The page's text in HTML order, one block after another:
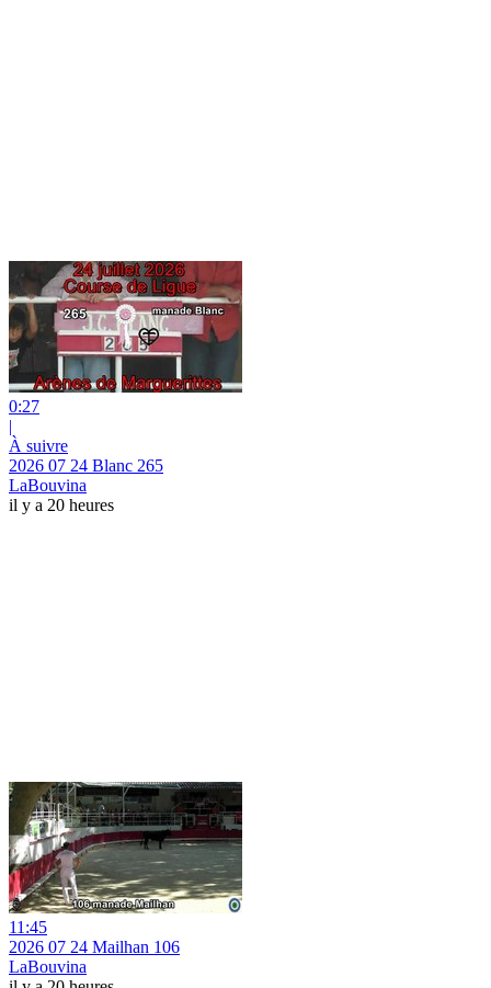
0:27
|
À suivre
2026 07 24 Blanc 265
LaBouvina
il y a 20 heures
11:45
2026 07 24 Mailhan 106
LaBouvina